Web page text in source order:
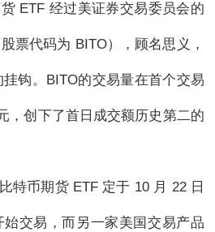
ETF 经过美证券交易委员会的
票代码为 BITO），顾名思义，
钩。BITO的交易量在首个交易
，创下了首日成交额历史第二的
特币期货 ETF 定于 10 月 22 日
交易，而另一家美国交易产品